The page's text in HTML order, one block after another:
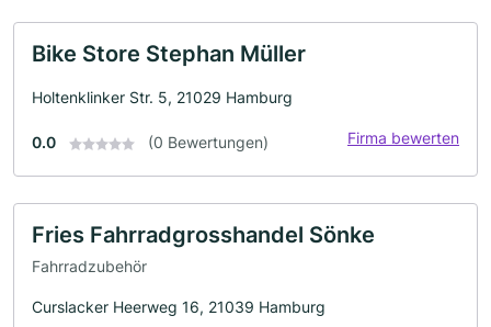
Bike Store Stephan Müller
Holtenklinker Str. 5, 21029 Hamburg
0.0 (0 Bewertungen) Firma bewerten
Fries Fahrradgrosshandel Sönke
Fahrradzubehör
Curslacker Heerweg 16, 21039 Hamburg